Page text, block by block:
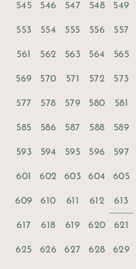
545 546 547 548 549
553 554 555 556 557
561 562 563 564 565
569 570 571 572 573
577 578 579 580 581
585 586 587 588 589
593 594 595 596 597
601 602 603 604 605
609 610 611 612 613
617 618 619 620 621
625 626 627 628 629